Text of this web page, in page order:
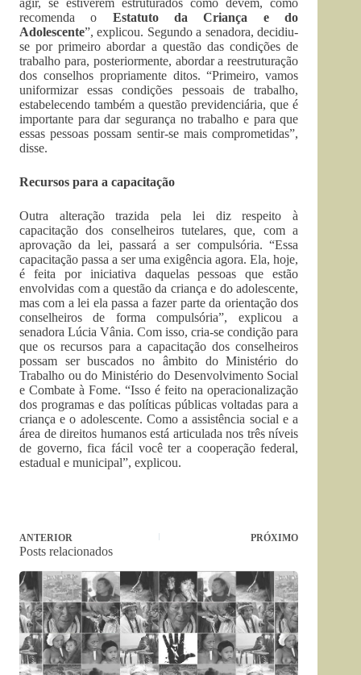
recomenda o Estatuto da Criança e do
Adolescente”, explicou. Segundo a senadora, decidiu-
se por primeiro abordar a questão das condições de
trabalho para, posteriormente, abordar a reestruturação
dos conselhos propriamente ditos. “Primeiro, vamos
uniformizar essas condições pessoais de trabalho,
estabelecendo também a questão previdenciária, que é
importante para dar segurança no trabalho e para que
essas pessoas possam sentir-se mais comprometidas”,
disse.
Recursos para a capacitação
Outra alteração trazida pela lei diz respeito à
capacitação dos conselheiros tutelares, que, com a
aprovação da lei, passará a ser compulsória. “Essa
capacitação passa a ser uma exigência agora. Ela, hoje,
é feita por iniciativa daquelas pessoas que estão
envolvidas com a questão da criança e do adolescente,
mas com a lei ela passa a fazer parte da orientação dos
conselheiros de forma compulsória”, explicou a
senadora Lúcia Vânia. Com isso, cria-se condição para
que os recursos para a capacitação dos conselheiros
possam ser buscados no âmbito do Ministério do
Trabalho ou do Ministério do Desenvolvimento Social
e Combate à Fome. “Isso é feito na operacionalização
dos programas e das políticas públicas voltadas para a
criança e o adolescente. Como a assistência social e a
área de direitos humanos está articulada nos três níveis
de governo, fica fácil você ter a cooperação federal,
estadual e municipal”, explicou.
ANTERIOR PRÓXIMO
Posts relacionados